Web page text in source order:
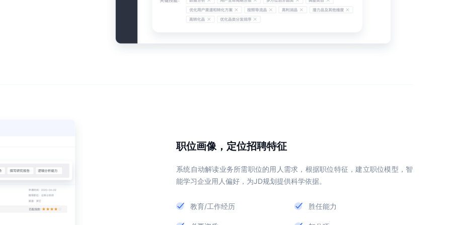
职位画像，定位招聘特征
系统自动解读业务所需职位的用人需求，根据职位特征，建立职位模型，智
能学习企业用人偏好，为JD规划提供科学依据。
教育/工作经历 胜任能力